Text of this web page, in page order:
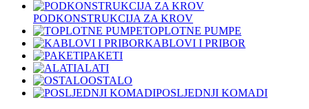
PODKONSTRUKCIJA ZA KROV
TOPLOTNE PUMPE
KABLOVI I PRIBOR
PAKETI
ALATI
OSTALO
POSLJEDNJI KOMADI